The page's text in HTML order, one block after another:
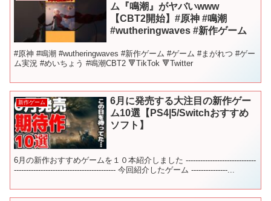
ム『鳴潮』がヤバいwww
【CBT2開始】#原神 #鳴潮
#wutheringwaves #新作ゲーム
#原神 #鳴潮 #wutheringwaves #新作ゲーム #ゲーム #まがれつ #ゲー
ム実況 #めいちょう #鳴潮CBT2 🔻TikTok 🔻Twitter
新作ゲーム
6月に発売する大注目の新作ゲー
ム10選【PS4|5/Switchおすすめ
ソフト】
6月の新作おすすめゲームを１０本紹介しました -----------------------------
------------------------------------------ 今回紹介したゲーム ---------------...